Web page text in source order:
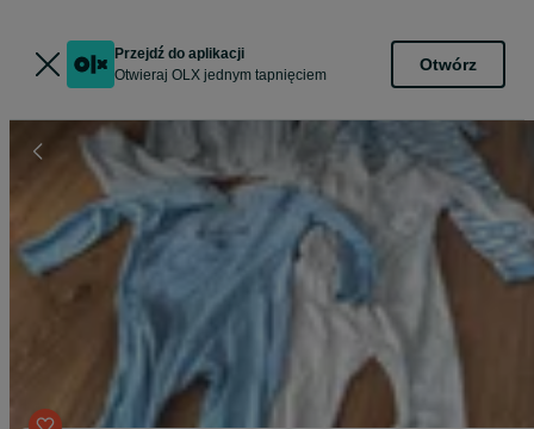
Przejdź do aplikacji
Otwieraj OLX jednym tapnięciem
Otwórz